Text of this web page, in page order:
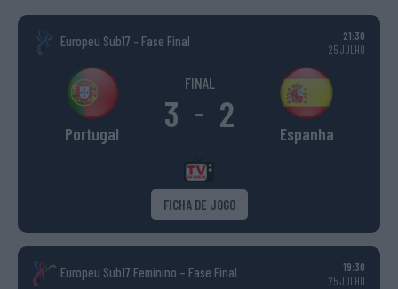
Europeu Sub17 - Fase Final
21:30
25 JULHO
Portugal
FINAL
3 - 2 Espanha
FICHA DE JOGO
Europeu Sub17 Feminino – Fase Final
19:30
25 JULHO